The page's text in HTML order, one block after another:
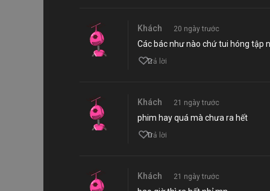
Khách 20 ngày trước
Các bác như nào chứ tui hóng tập
2
Trả lời
Khách 21 ngày trước
phim hay quá mà chưa ra hết
0
Trả lời
Khách 21 ngày trước